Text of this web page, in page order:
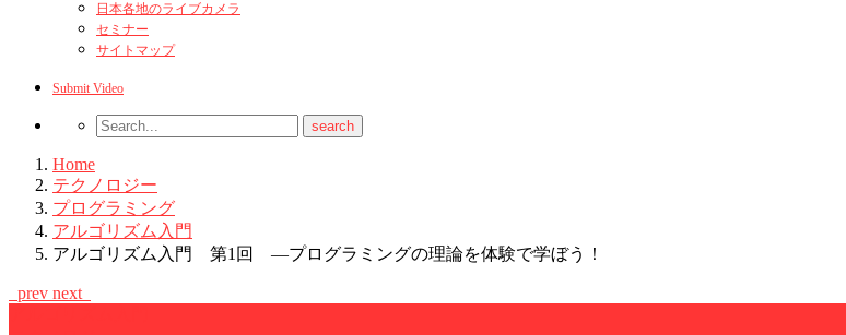
日本各地のライブカメラ
セミナー
サイトマップ
Submit Video
Home
テクノロジー
プログラミング
アルゴリズム入門
アルゴリズム入門 第1回 ―プログラミングの理論を体験で学ぼう！
prev next